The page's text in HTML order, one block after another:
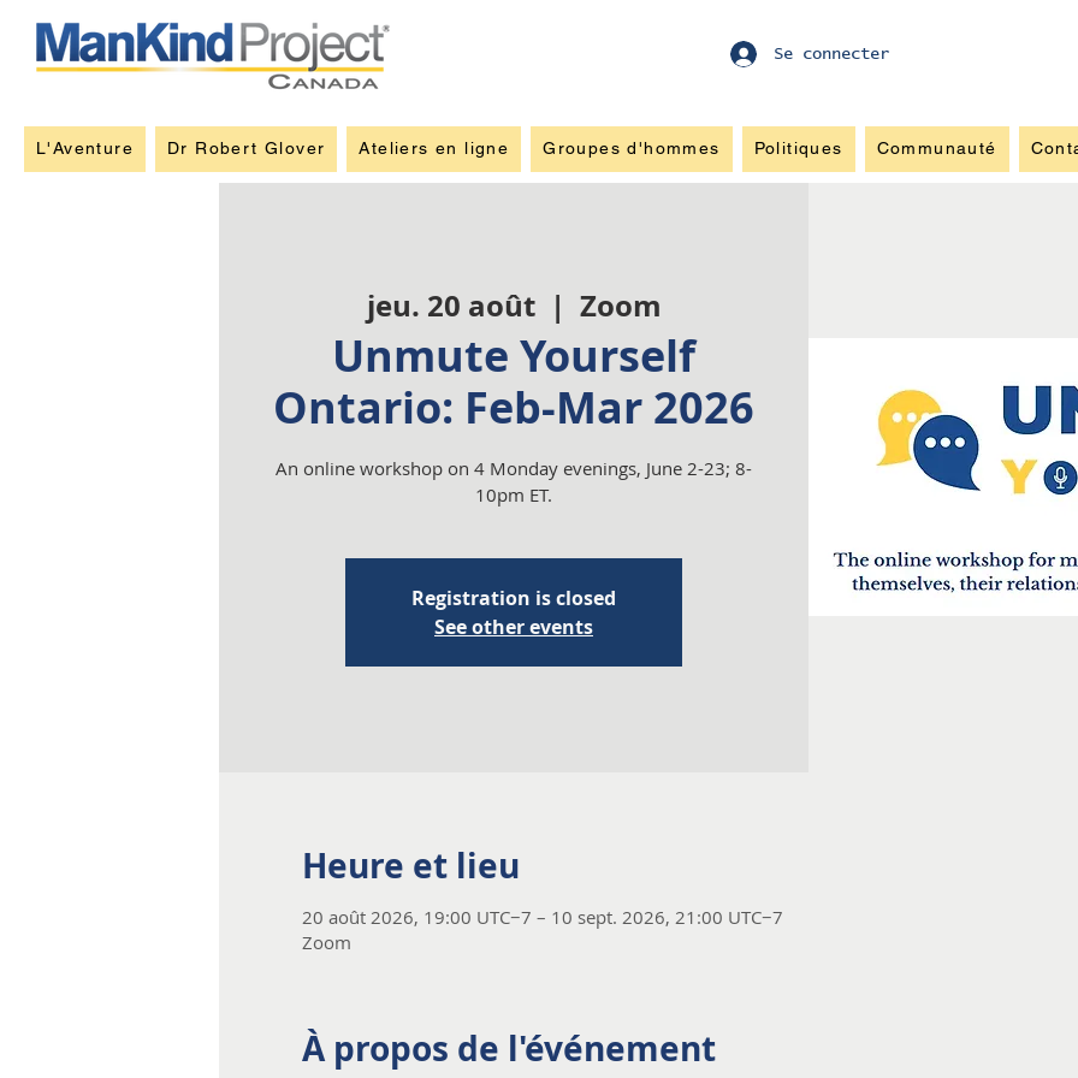
Se connecter
L'Aventure Dr Robert Glover Ateliers en ligne Groupes d'hommes Politiques Communauté
jeu. 20 août
  |
Zoom
Unmute Yourself
Ontario: Feb-Mar 2026
An online workshop on 4 Monday evenings, June 2-23; 8-
10pm ET.
Registration is closed
See other events
Heure et lieu
20 août 2026, 19:00 UTC−7 – 10 sept. 2026, 21:00 UTC−7
Zoom
À propos de l'événement